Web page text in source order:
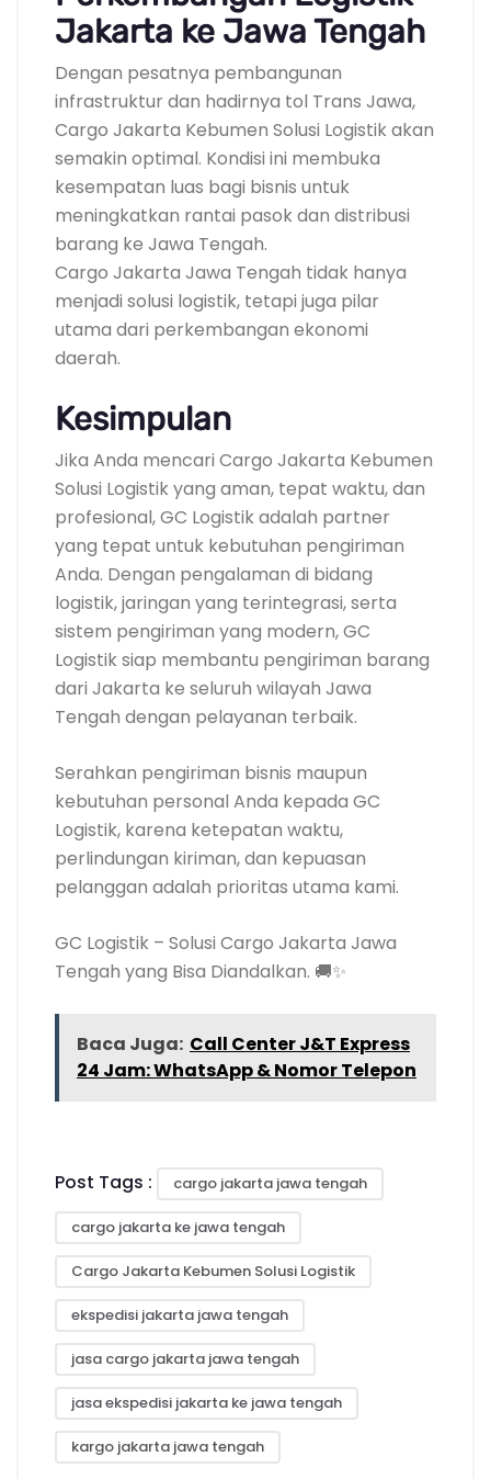
Jakarta ke Jawa Tengah
Dengan pesatnya pembangunan
infrastruktur dan hadirnya tol Trans Jawa,
Cargo Jakarta Kebumen Solusi Logistik akan
semakin optimal. Kondisi ini membuka
kesempatan luas bagi bisnis untuk
meningkatkan rantai pasok dan distribusi
barang ke Jawa Tengah.
Cargo Jakarta Jawa Tengah tidak hanya
menjadi solusi logistik, tetapi juga pilar
utama dari perkembangan ekonomi
daerah.
Kesimpulan
Jika Anda mencari Cargo Jakarta Kebumen
Solusi Logistik yang aman, tepat waktu, dan
profesional, GC Logistik adalah partner
yang tepat untuk kebutuhan pengiriman
Anda. Dengan pengalaman di bidang
logistik, jaringan yang terintegrasi, serta
sistem pengiriman yang modern, GC
Logistik siap membantu pengiriman barang
dari Jakarta ke seluruh wilayah Jawa
Tengah dengan pelayanan terbaik.
Serahkan pengiriman bisnis maupun
kebutuhan personal Anda kepada GC
Logistik, karena ketepatan waktu,
perlindungan kiriman, dan kepuasan
pelanggan adalah prioritas utama kami.
GC Logistik – Solusi Cargo Jakarta Jawa
Tengah yang Bisa Diandalkan. 🚚✨
Baca Juga: Call Center J&T Express
24 Jam: WhatsApp & Nomor Telepon
Post Tags : cargo jakarta jawa tengah
cargo jakarta ke jawa tengah
Cargo Jakarta Kebumen Solusi Logistik
ekspedisi jakarta jawa tengah
jasa cargo jakarta jawa tengah
jasa ekspedisi jakarta ke jawa tengah
kargo jakarta jawa tengah